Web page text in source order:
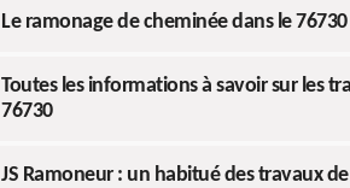
Le ramonage de cheminée dans le
Toutes les informations à savoir sur les
76730
JS Ramoneur : un habitué des travaux